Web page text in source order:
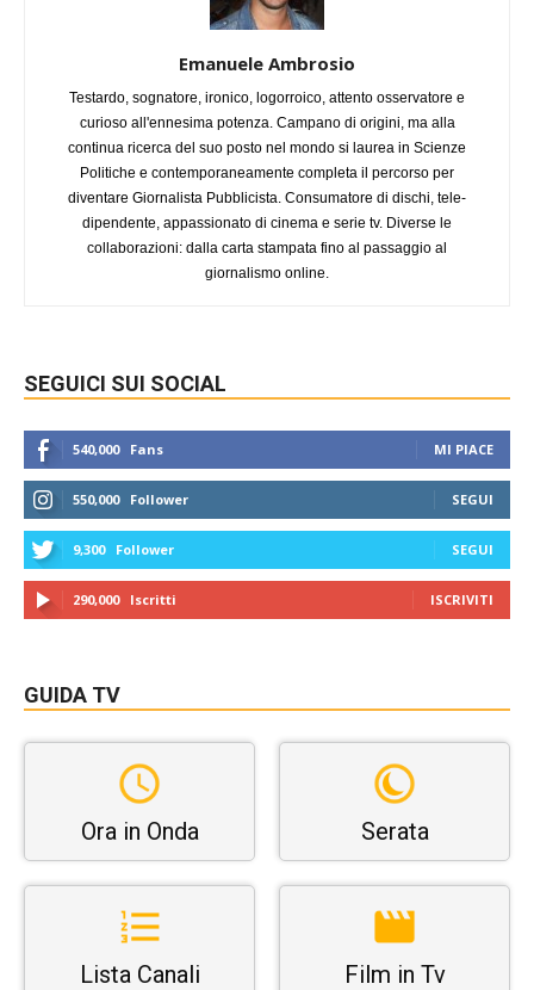
Emanuele Ambrosio
Testardo, sognatore, ironico, logorroico, attento osservatore e
curioso all'ennesima potenza. Campano di origini, ma alla
continua ricerca del suo posto nel mondo si laurea in Scienze
Politiche e contemporaneamente completa il percorso per
diventare Giornalista Pubblicista. Consumatore di dischi, tele-
dipendente, appassionato di cinema e serie tv. Diverse le
collaborazioni: dalla carta stampata fino al passaggio al
giornalismo online.
SEGUICI SUI SOCIAL
540,000 Fans MI PIACE
550,000 Follower SEGUI
9,300 Follower SEGUI
290,000 Iscritti ISCRIVITI
GUIDA TV
Ora in Onda Serata
Lista Canali Film in Tv